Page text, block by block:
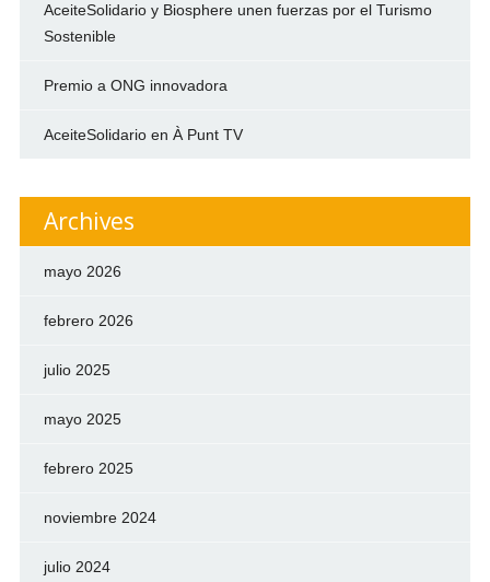
AceiteSolidario y Biosphere unen fuerzas por el Turismo
Sostenible
Premio a ONG innovadora
AceiteSolidario en À Punt TV
Archives
mayo 2026
febrero 2026
julio 2025
mayo 2025
febrero 2025
noviembre 2024
julio 2024